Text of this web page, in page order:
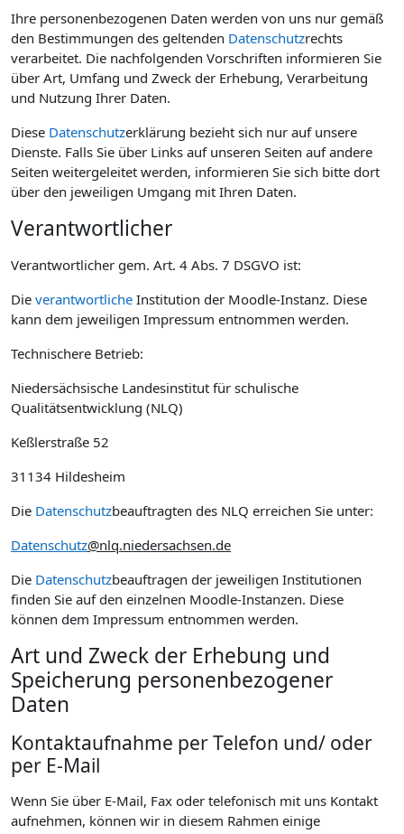
Ihre personenbezogenen Daten werden von uns nur gemäß
den Bestimmungen des geltenden Datenschutzrechts
verarbeitet. Die nachfolgenden Vorschriften informieren Sie
über Art, Umfang und Zweck der Erhebung, Verarbeitung
und Nutzung Ihrer Daten.
Diese Datenschutzerklärung bezieht sich nur auf unsere
Dienste. Falls Sie über Links auf unseren Seiten auf andere
Seiten weitergeleitet werden, informieren Sie sich bitte dort
über den jeweiligen Umgang mit Ihren Daten.
Verantwortlicher
Verantwortlicher gem. Art. 4 Abs. 7 DSGVO ist:
Die verantwortliche Institution der Moodle-Instanz. Diese
kann dem jeweiligen Impressum entnommen werden.
Technischere Betrieb:
Niedersächsische Landesinstitut für schulische
Qualitätsentwicklung (NLQ)
Keßlerstraße 52
31134 Hildesheim
Die Datenschutzbeauftragten des NLQ erreichen Sie unter:
Datenschutz@nlq.niedersachsen.de
Die Datenschutzbeauftragen der jeweiligen Institutionen
finden Sie auf den einzelnen Moodle-Instanzen. Diese
können dem Impressum entnommen werden.
Art und Zweck der Erhebung und
Speicherung personenbezogener
Daten
Kontaktaufnahme per Telefon und/ oder
per E-Mail
Wenn Sie über E-Mail, Fax oder telefonisch mit uns Kontakt
aufnehmen, können wir in diesem Rahmen einige